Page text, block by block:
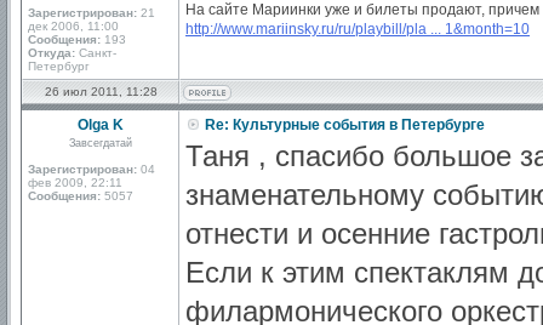
Зарегистрирован: 21
дек 2006, 11:00
Сообщения: 193
Откуда: Санкт-
Петербург
На сайте Мариинки уже и билеты продают,
http://www.mariinsky.ru/ru/playbill/pla ... 1&month=10
26 июл 2011, 11:28
Olga K
Завсегдатай
Зарегистрирован: 04
фев 2009, 22:11
Сообщения: 5057
Re: Культурные события в Петербурге
Таня , спасибо большое
знаменательному
отнести и осенние
Если к этим спектаклям
филармонического